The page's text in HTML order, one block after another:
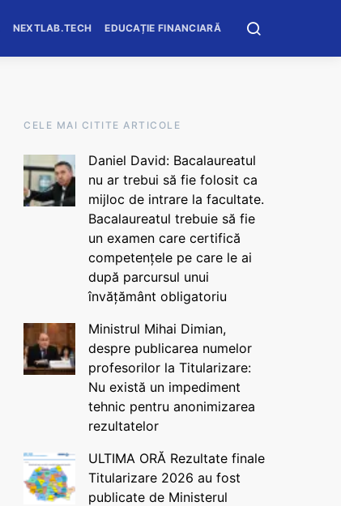
NEXTLAB.TECH EDUCAȚIE FINANCIARĂ
CELE MAI CITITE ARTICOLE
Daniel David: Bacalaureatul
nu ar trebui să fie folosit ca
mijloc de intrare la facultate.
Bacalaureatul trebuie să fie
un examen care certifică
competențele pe care le ai
după parcursul unui
învățământ obligatoriu
Ministrul Mihai Dimian,
despre publicarea numelor
profesorilor la Titularizare:
Nu există un impediment
tehnic pentru anonimizarea
rezultatelor
ULTIMA ORĂ Rezultate finale
Titularizare 2026 au fost
publicate de Ministerul